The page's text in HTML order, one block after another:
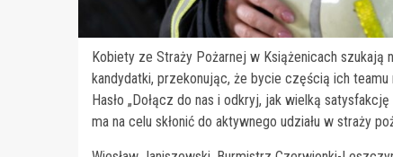
Kobiety ze Straży Pożarnej w Książenicach szukają
kandydatki, przekonując, że bycie częścią ich
Hasło „Dołącz do nas i odkryj, jak wielką
ma na celu skłonić do aktywnego udziału w straży